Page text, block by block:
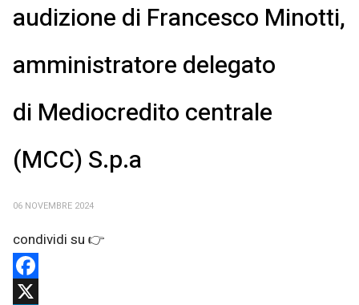
audizione di Francesco Minotti,
amministratore delegato
di Mediocredito centrale
(MCC) S.p.a
06 NOVEMBRE 2024
Facebook